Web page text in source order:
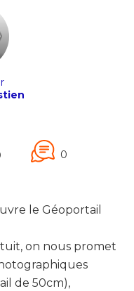
0
le Géoportail
on nous promet
de 50cm),